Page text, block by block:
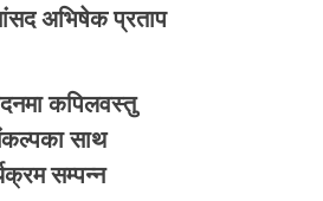
अभिषेक प्रताप
कपिलवस्तु
साथ
सम्पन्न